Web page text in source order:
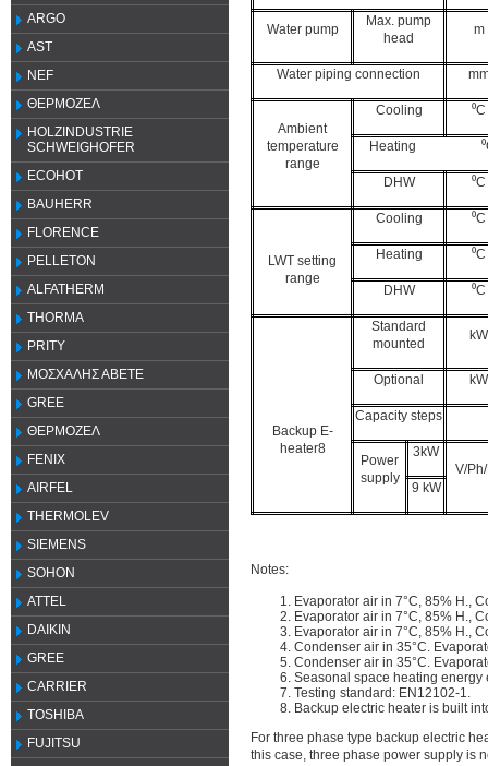
ARGO
AST
NEF
ΘΕΡΜΟΖΕΛ
HOLZINDUSTRIE
SCHWEIGHOFER
ECOHOT
BAUHERR
FLORENCE
PELLETON
ALFATHERM
THORMA
PRITY
ΜΟΣΧΑΛΗΣ ΑΒΕΤΕ
GREE
ΘΕΡΜΟΖΕΛ
FENIX
AIRFEL
THERMOLEV
SIEMENS
SOHON
ATTEL
DAIKIN
GREE
CARRIER
TOSHIBA
FUJITSU
Water pump
Max. pump
head
m
Water piping connection
Ambient
temperature
range
Cooling ⁰C
Heating
DHW ⁰C
LWT setting
range
Cooling ⁰C
Heating ⁰C
DHW ⁰C
Backup E-
heater8
Standard
mounted
kW
Optional kW
Capacity steps
Power
supply
3kW
V/
9 kW
Notes:
Evaporator air in 7°C, 85% H.,
Evaporator air in 7°C, 85% H.,
Evaporator air in 7°C, 85% H.,
Condenser air in 35°C.
Condenser air in 35°C.
Seasonal space heating energy
Testing standard: EN12102-1.
Backup electric heater is built
For three phase type backup electric
this case, three phase power supply is